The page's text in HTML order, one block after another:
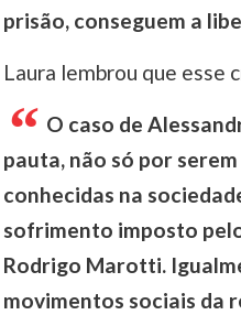
prisão, conseguem a
Laura lembrou que esse
O caso de
pauta, não só por
conhecidas na
sofrimento imposto
Rodrigo Marotti.
movimentos sociais da